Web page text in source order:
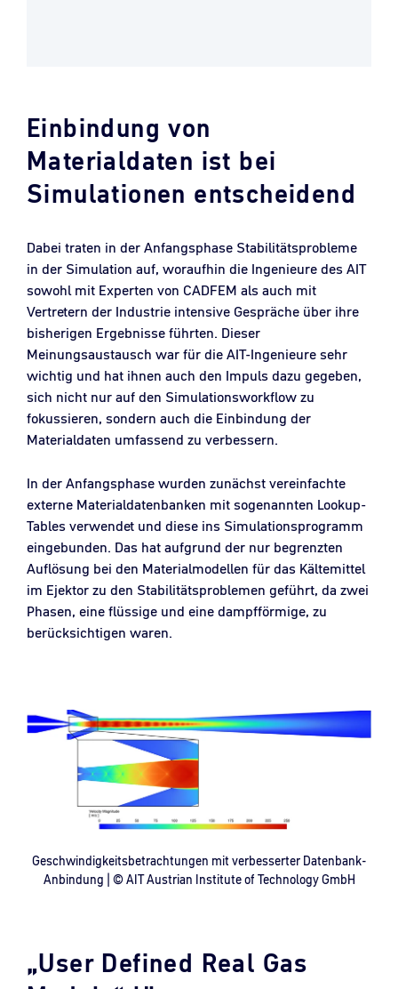
Einbindung von
Materialdaten ist bei
Simulationen entscheidend
Dabei traten in der Anfangsphase Stabilitätsprobleme
in der Simulation auf, woraufhin die Ingenieure des AIT
sowohl mit Experten von CADFEM als auch mit
Vertretern der Industrie intensive Gespräche über ihre
bisherigen Ergebnisse führten. Dieser
Meinungsaustausch war für die AIT-Ingenieure sehr
wichtig und hat ihnen auch den Impuls dazu gegeben,
sich nicht nur auf den Simulationsworkflow zu
fokussieren, sondern auch die Einbindung der
Materialdaten umfassend zu verbessern.
In der Anfangsphase wurden zunächst vereinfachte
externe Materialdatenbanken mit sogenannten Lookup-
Tables verwendet und diese ins Simulationsprogramm
eingebunden. Das hat aufgrund der nur begrenzten
Auflösung bei den Materialmodellen für das Kältemittel
im Ejektor zu den Stabilitätsproblemen geführt, da zwei
Phasen, eine flüssige und eine dampfförmige, zu
berücksichtigen waren.
Geschwindigkeitsbetrachtungen mit verbesserter Datenbank-
Anbindung | © AIT Austrian Institute of Technology GmbH
„User Defined Real Gas